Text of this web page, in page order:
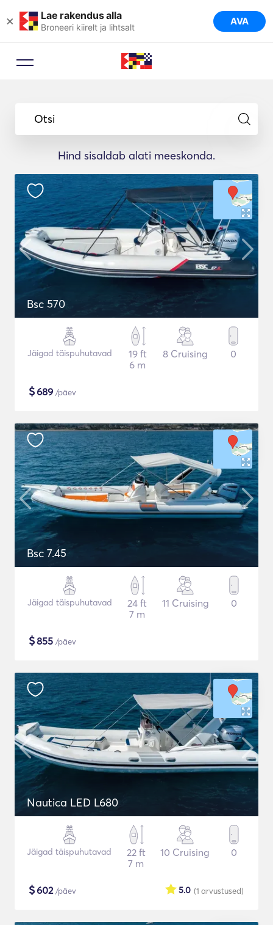
× Lae rakendus alla
Broneeri kiirelt ja lihtsalt AVA
Otsi
Hind sisaldab alati meeskonda.
Bsc 570
Jäigad täispuhutavad
19 ft
6 m
8 Cruising 0
$689 /päev
Bsc 7.45
Jäigad täispuhutavad
24 ft
7 m
11 Cruising 0
$855 /päev
Nautica LED L680
Jäigad täispuhutavad
22 ft
7 m
10 Cruising 0
$602/päev (1 arvustused)
5.0